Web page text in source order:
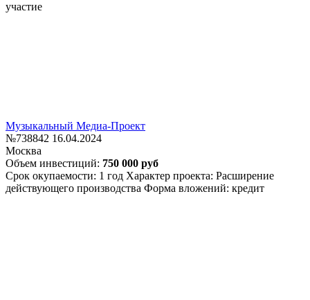
участие
Музыкальный Медиа-Проект
№738842 16.04.2024
Москва
Объем инвестиций: 750 000 руб
Срок окупаемости: 1 год Характер проекта: Расширение
действующего производства Форма вложений: кредит